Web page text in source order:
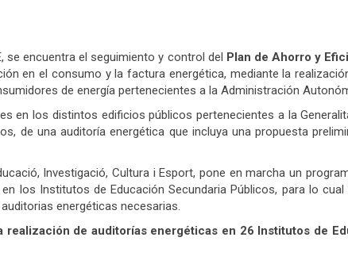
se encuentra el seguimiento y control del Plan de Ahorro y
en el consumo y la factura energética, mediante la
de energía pertenecientes a la Administración
en los distintos edificios públicos pertenecientes a la
de una auditoría energética que incluya una propuesta
Investigació, Cultura i Esport, pone en marcha un
los Institutos de Educación Secundaria Públicos, para lo
energéticas necesarias.
realización de auditorías energéticas en 26 Institutos de